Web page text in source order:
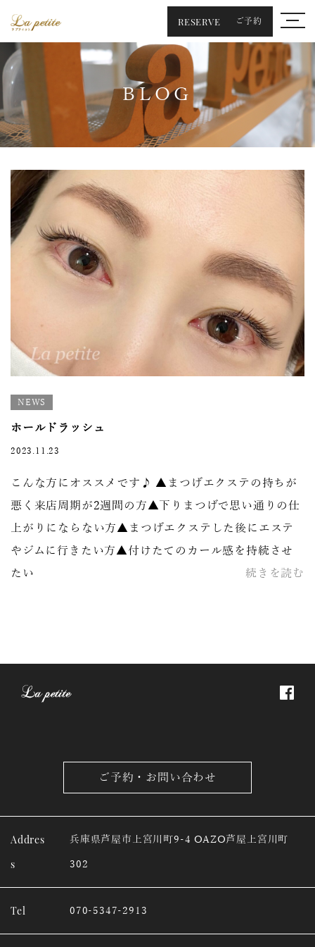
RESERVE ご予約
BLOG
NEWS
ホールドラッシュ
2023.11.23
こんな方にオススメです♪ ▲まつげエクステの持ちが
悪く来店周期が2週間の方▲下りまつげで思い通りの仕
上がりにならない方▲まつげエクステした後にエステ
やジムに行きたい方▲付けたてのカール感を持続させ
たい
続きを読む
ご予約・お問い合わせ
Addres
s
兵庫県芦屋市上宮川町9-4 OAZO芦屋上宮川町
302
Tel 070-5347-2913